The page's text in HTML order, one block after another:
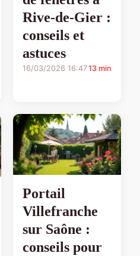
Rive-de-Gier :
conseils et
astuces
16/03/2026 16:4713 min
Portail
Villefranche
sur Saône :
conseils pour